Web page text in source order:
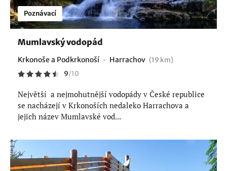
Poznávací
Mumlavský vodopád
Krkonoše a Podkrkonoší Harrachov (19 km)
9/10
Největší a nejmohutnější vodopády v České republice
se nacházejí v Krkonoších nedaleko Harrachova a
jejich název Mumlavské vod...